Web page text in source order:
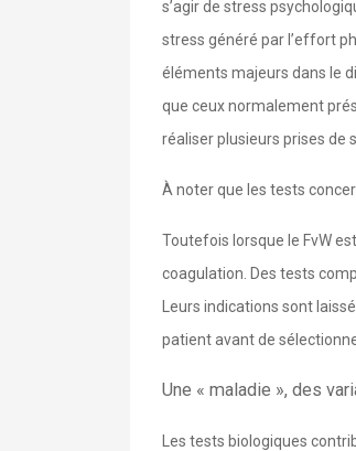
s’agir de stress
stress généré par l’effort
éléments majeurs dans le
que ceux normalement
réaliser plusieurs prises de
À noter que les tests
Toutefois lorsque le FvW
coagulation. Des tests
Leurs indications sont
patient avant de
Une « maladie », des
Les tests biologiques